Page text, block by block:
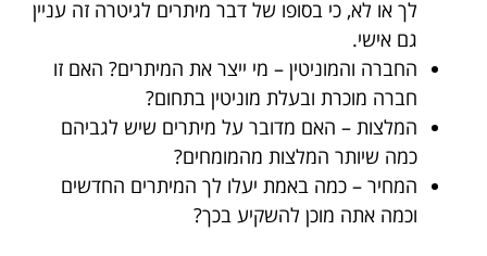
לך או לא, כי בסופו של דבר מיתרים לגיטרה זה עניין
גם אישי.
החברה והמוניטין – מי ייצר את המיתרים? האם זו
חברה מוכרת ובעלת מוניטין בתחום?
המלצות – האם מדובר על מיתרים שיש לגביהם
כמה שיותר המלצות מהמומחים?
המחיר – כמה באמת יעלו לך המיתרים החדשים
וכמה אתה מוכן להשקיע בכך?